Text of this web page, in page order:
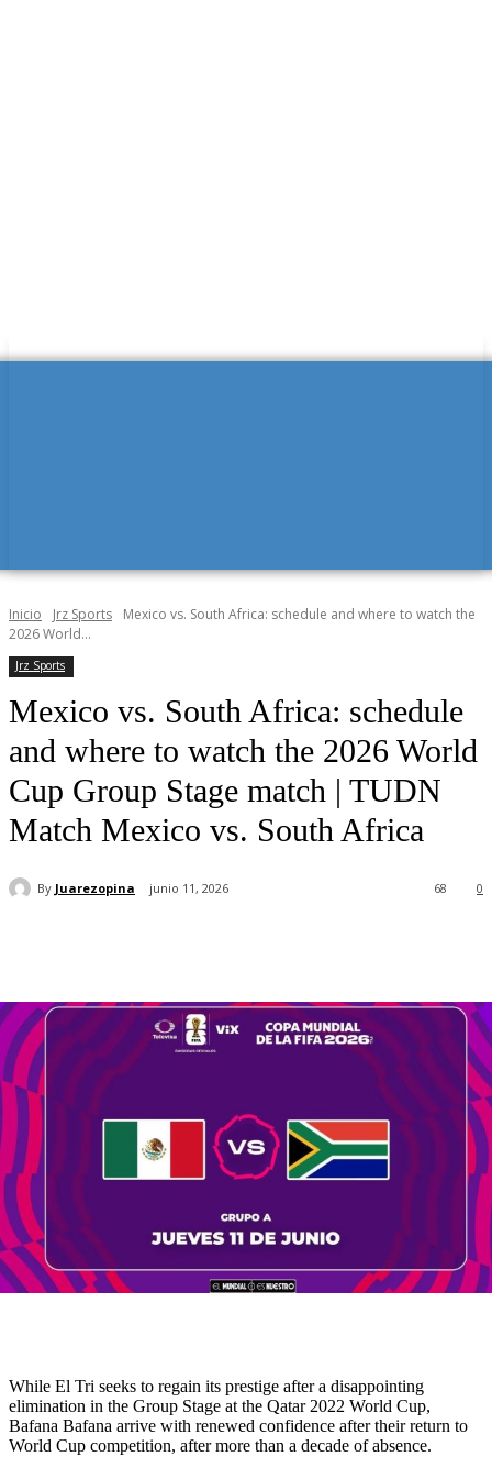
Inicio Jrz Sports
Mexico vs. South Africa: schedule and where to watch the
2026 World...
Jrz Sports
Mexico vs. South Africa: schedule
and where to watch the 2026 World
Cup Group Stage match | TUDN
Match Mexico vs. South Africa
By Juarezopina junio 11, 2026 0
68
While El Tri seeks to regain its prestige after a disappointing
elimination in the Group Stage at the Qatar 2022 World Cup,
Bafana Bafana arrive with renewed confidence after their return to
World Cup competition, after more than a decade of absence.